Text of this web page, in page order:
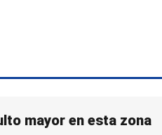
mayor en esta zona